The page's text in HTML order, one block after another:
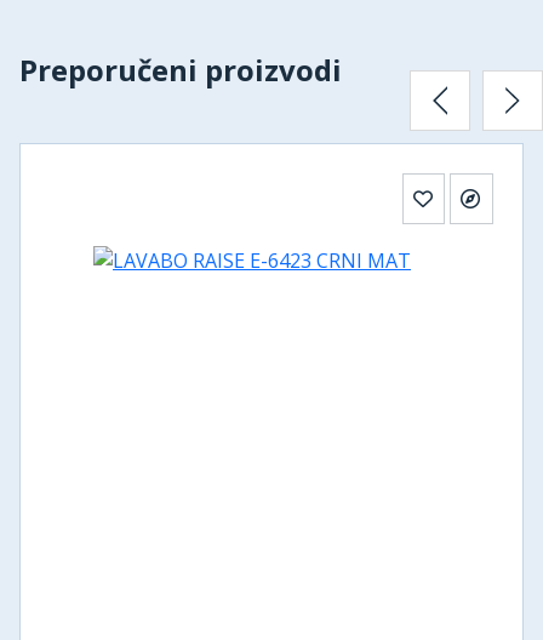
Preporučeni proizvodi